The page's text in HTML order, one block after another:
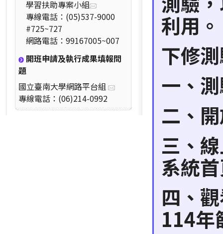
學習扶助專案小組
專線電話：(05)537-9000
#725~727
網路電話：99167005~007
開班申請及執行成果填報問
題
國立臺南大學網路平台組
專線電話：(06)214-0992
利用。
下修
一、
二、
三、
系統
四、
114年